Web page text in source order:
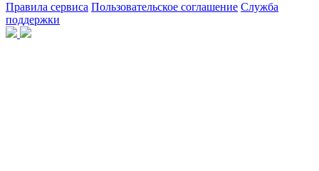
Правила сервиса Пользовательское соглашение Служба
поддержки